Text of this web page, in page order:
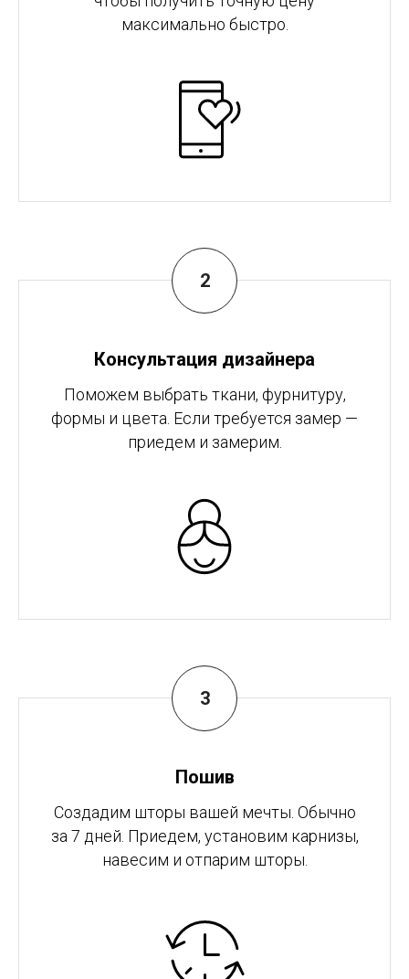
максимально быстро.
Консультация дизайнера
Поможем выбрать ткани, фурнитуру,
формы и цвета. Если требуется замер —
приедем и замерим.
Пошив
Создадим шторы вашей мечты. Обычно
за 7 дней. Приедем, установим карнизы,
навесим и отпарим шторы.